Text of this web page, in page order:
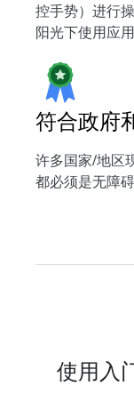
控手势）进行
阳光下使用应用
符合政府
许多国家/地区
都必须是无障
使用入